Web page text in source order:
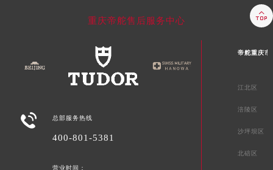
重庆帝舵售后服务中心
 总部服务热线
400-801-5381
营业时间：
帝舵重庆市
江北区
涪陵区
沙坪坝区
北碚区
